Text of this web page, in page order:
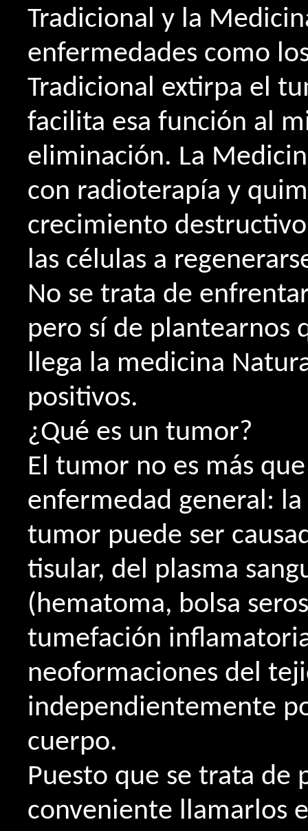
Tradicional y la
enfermedades como
Tradicional extirpa el
facilita esa función al
eliminación. La
con radioterapía y
crecimiento
las células a
No se trata de
pero sí de plantearnos
llega la medicina
positivos.
¿Qué es un tumor?
El tumor no es más
enfermedad general:
tumor puede ser
tisular, del plasma
(hematoma, bolsa
tumefación
neoformaciones del
independientemente
cuerpo.
Puesto que se trata de
conveniente llamarlos